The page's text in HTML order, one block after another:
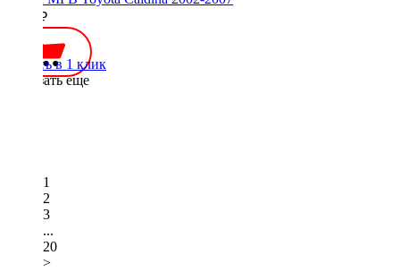
2200 ₽
Купить в 1 клик
Показать еще
1
2
3
...
20
>